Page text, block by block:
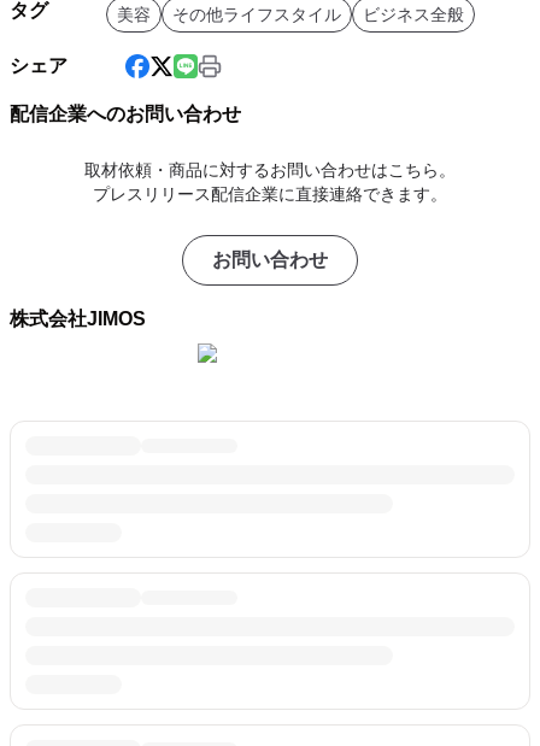
タグ 美容 その他ライフスタイル ビジネス全般
シェア
配信企業へのお問い合わせ
取材依頼・商品に対するお問い合わせはこちら。
プレスリリース配信企業に直接連絡できます。
お問い合わせ
株式会社JIMOS